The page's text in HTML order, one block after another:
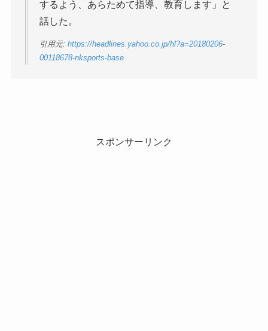
するよう、あらためて指導、教育します」と
話した。
引用元: https://headlines.yahoo.co.jp/hl?a=20180206-
00118678-nksports-base
スポンサーリンク